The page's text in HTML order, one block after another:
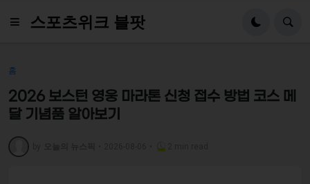
스포츠위크 블팟
홈
2026 보스턴 영웅 마라톤 신청 접수 방법 코스 메
달 기념품 알아보기